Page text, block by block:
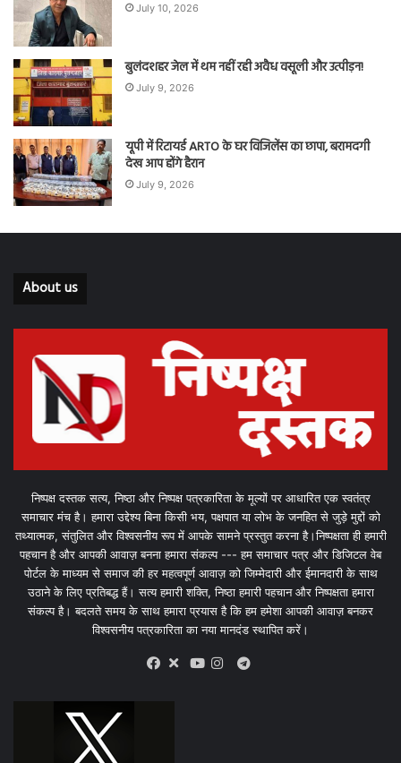
July 10, 2026
बुलंदशहर जेल में थम नहीं रही अवैध वसूली और उत्पीड़न!
July 9, 2026
यूपी में रिटायर्ड ARTO के घर विजिलेंस का छापा, बरामदगी
देख आप होंगे हैरान
July 9, 2026
About us
निष्पक्ष दस्तक सत्य, निष्ठा और निष्पक्ष पत्रकारिता के मूल्यों पर आधारित एक स्वतंत्र
समाचार मंच है। हमारा उद्देश्य बिना किसी भय, पक्षपात या लोभ के जनहित से जुड़े मुद्दों को
तथ्यात्मक, संतुलित और विश्वसनीय रूप में आपके सामने प्रस्तुत करना है।निष्पक्षता ही हमारी
पहचान है और आपकी आवाज़ बनना हमारा संकल्प --- हम समाचार पत्र और डिजिटल वेब
पोर्टल के माध्यम से समाज की हर महत्वपूर्ण आवाज़ को जिम्मेदारी और ईमानदारी के साथ
उठाने के लिए प्रतिबद्ध हैं। सत्य हमारी शक्ति, निष्ठा हमारी पहचान और निष्पक्षता हमारा
संकल्प है। बदलते समय के साथ हमारा प्रयास है कि हम हमेशा आपकी आवाज़ बनकर
विश्वसनीय पत्रकारिता का नया मानदंड स्थापित करें।
X
Telegram